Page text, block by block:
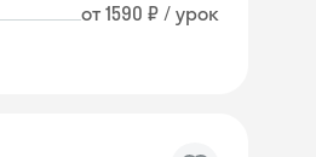
от 1590 ₽ / урок